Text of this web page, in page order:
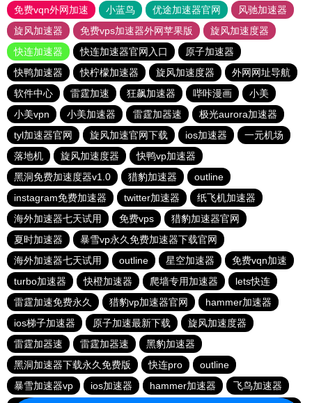
免费vqn外网加速
小蓝鸟 优途加速器官网
风驰加速器
旋风加速器
免费vps加速器外网苹果版
旋风加速度器
快连加速器
快连加速器官网入口
原子加速器
快鸭加速器
快柠檬加速器 旋风加速度器
外网网址导航
软件中心
雷霆加速 狂飙加速器 哔咔漫画
小美
小美vpn
小美加速器 雷霆加器速
极光aurora加速器
tyl加速器官网
旋风加速官网下载 ios加速器
一元机场
落地机
旋风加速度器
快鸭vp加速器
黑洞免费加速度器v1.0
猎豹加速器
outline
instagram免费加速器
twitter加速器
纸飞机加速器
海外加速器七天试用
免费vps
猎豹加速器官网
夏时加速器
暴雪vp永久免费加速器下载官网
海外加速器七天试用
outline 星空加速器
免费vqn加速
turbo加速器
快橙加速器 爬墙专用加速器
lets快连
雷霆加速免费永久
猎豹vp加速器官网
hammer加速器
ios梯子加速器
原子加速最新下载
旋风加速度器
雷霆加器速
雷霆加器速
黑豹加速器
黑洞加速器下载永久免费版
快连pro
outline
暴雪加速器vp
ios加速器 hammer加速器
飞鸟加速器